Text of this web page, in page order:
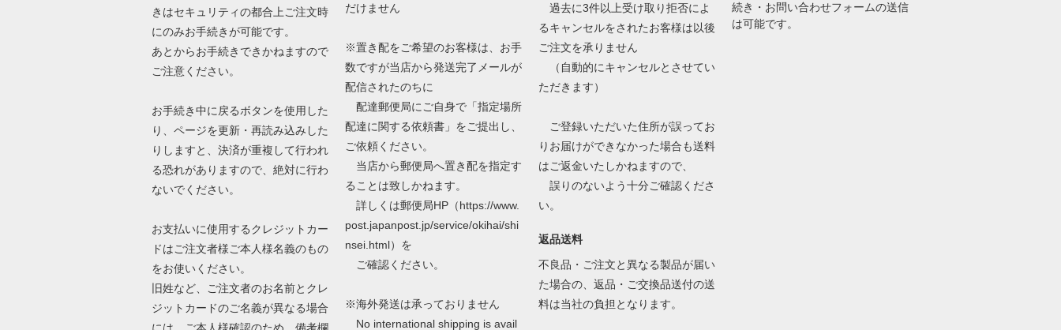
きはセキュリティの都合上ご注文時
にのみお手続きが可能です。
あとからお手続きできかねますので
ご注意ください。
お手続き中に戻るボタンを使用した
り、ページを更新・再読み込みした
りしますと、決済が重複して行われ
る恐れがありますので、絶対に行わ
ないでください。
お支払いに使用するクレジットカー
ドはご注文者様ご本人様名義のもの
をお使いください。
旧姓など、ご注文者のお名前とクレ
ジットカードのご名義が異なる場合
だけません
※置き配をご希望のお客様は、お手
数ですが当店から発送完了メールが
配信されたのちに
配達郵便局にご自身で「指定場所
配達に関する依頼書」をご提出し、
ご依頼ください。
当店から郵便局へ置き配を指定す
ることは致しかねます。
詳しくは郵便局HP（https://www.
post.japanpost.jp/service/okihai/shi
nsei.html）を
ご確認ください。
※海外発送は承っておりません
No international shipping is avail
過去に3件以上受け取り拒否によ
るキャンセルをされたお客様は以後
ご注文を承りません
（自動的にキャンセルとさせてい
ただきます）
ご登録いただいた住所が誤ってお
りお届けができなかった場合も送料
はご返金いたしかねますので、
誤りのないよう十分ご確認くださ
い。
返品送料
不良品・ご注文と異なる製品が届い
た場合の、返品・ご交換品送付の送
料は当社の負担となります。
続き・お問い合わせフォームの送信
は可能です。